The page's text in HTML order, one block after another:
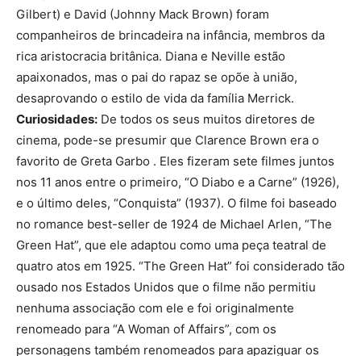
Gilbert) e David (Johnny Mack Brown) foram
companheiros de brincadeira na infância, membros da
rica aristocracia britânica. Diana e Neville estão
apaixonados, mas o pai do rapaz se opõe à união,
desaprovando o estilo de vida da família Merrick.
Curiosidades: De todos os seus muitos diretores de
cinema, pode-se presumir que Clarence Brown era o
favorito de Greta Garbo . Eles fizeram sete filmes juntos
nos 11 anos entre o primeiro, “O Diabo e a Carne” (1926),
e o último deles, “Conquista” (1937). O filme foi baseado
no romance best-seller de 1924 de Michael Arlen, “The
Green Hat”, que ele adaptou como uma peça teatral de
quatro atos em 1925. “The Green Hat” foi considerado tão
ousado nos Estados Unidos que o filme não permitiu
nenhuma associação com ele e foi originalmente
renomeado para “A Woman of Affairs”, com os
personagens também renomeados para apaziguar os